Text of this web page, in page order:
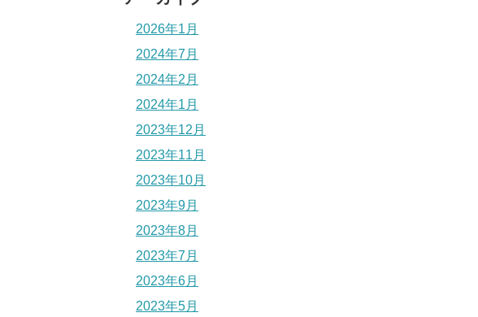
2026年1月
2024年7月
2024年2月
2024年1月
2023年12月
2023年11月
2023年10月
2023年9月
2023年8月
2023年7月
2023年6月
2023年5月